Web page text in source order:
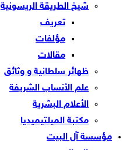
شيخ الطريقة الريسونية
تعريف
مؤلفات
مقالات
ظهائر سلطانية و وثائق
علم الأنساب الشريفة
الأعلام البشرية
مكتبة الميلتيميديا
مؤسسة آل البيت